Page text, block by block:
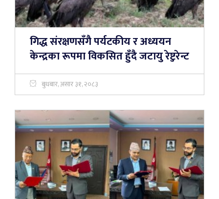
गिद्ध संरक्षणसँगै पर्यटकीय र अध्ययन
केन्द्रका रूपमा विकसित हुँदै जटायु रेष्टुरेन्ट
बुधबार, असार ३१, २०८३